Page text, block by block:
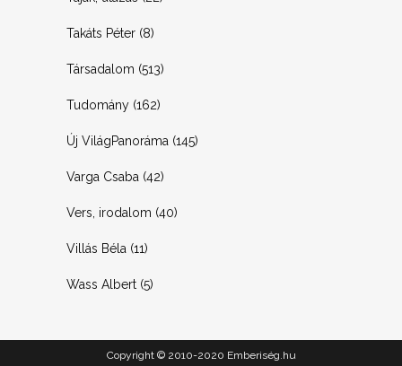
Takáts Péter (8)
Társadalom (513)
Tudomány (162)
Új VilágPanoráma (145)
Varga Csaba (42)
Vers, irodalom (40)
Villás Béla (11)
Wass Albert (5)
Copyright © 2010-2020 Emberiség.hu